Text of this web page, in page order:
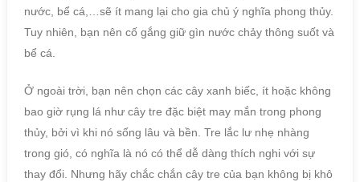
nước, bể cá,…sẽ ít mang lại cho gia chủ ý nghĩa phong thủy.
Tuy nhiên, bạn nên cố gắng giữ gìn nước chảy thông suốt và
bể cá.
Ở ngoài trời, bạn nên chọn các cây xanh biếc, ít hoặc không
bao giờ rụng lá như cây tre đặc biệt may mắn trong phong
thủy, bởi vì khi nó sống lâu và bền. Tre lắc lư nhẹ nhàng
trong gió, có nghĩa là nó có thể dễ dàng thích nghi với sự
thay đổi. Nhưng hãy chắc chắn cây tre của bạn không bị khô